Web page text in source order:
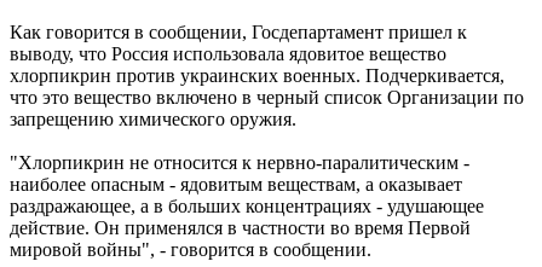
Как говорится в сообщении, Госдепартамент пришел к
выводу, что Россия использовала ядовитое вещество
хлорпикрин против украинских военных. Подчеркивается,
что это вещество включено в черный список Организации по
запрещению химического оружия.
"Хлорпикрин не относится к нервно-паралитическим -
наиболее опасным - ядовитым веществам, а оказывает
раздражающее, а в больших концентрациях - удушающее
действие. Он применялся в частности во время Первой
мировой войны", - говорится в сообщении.